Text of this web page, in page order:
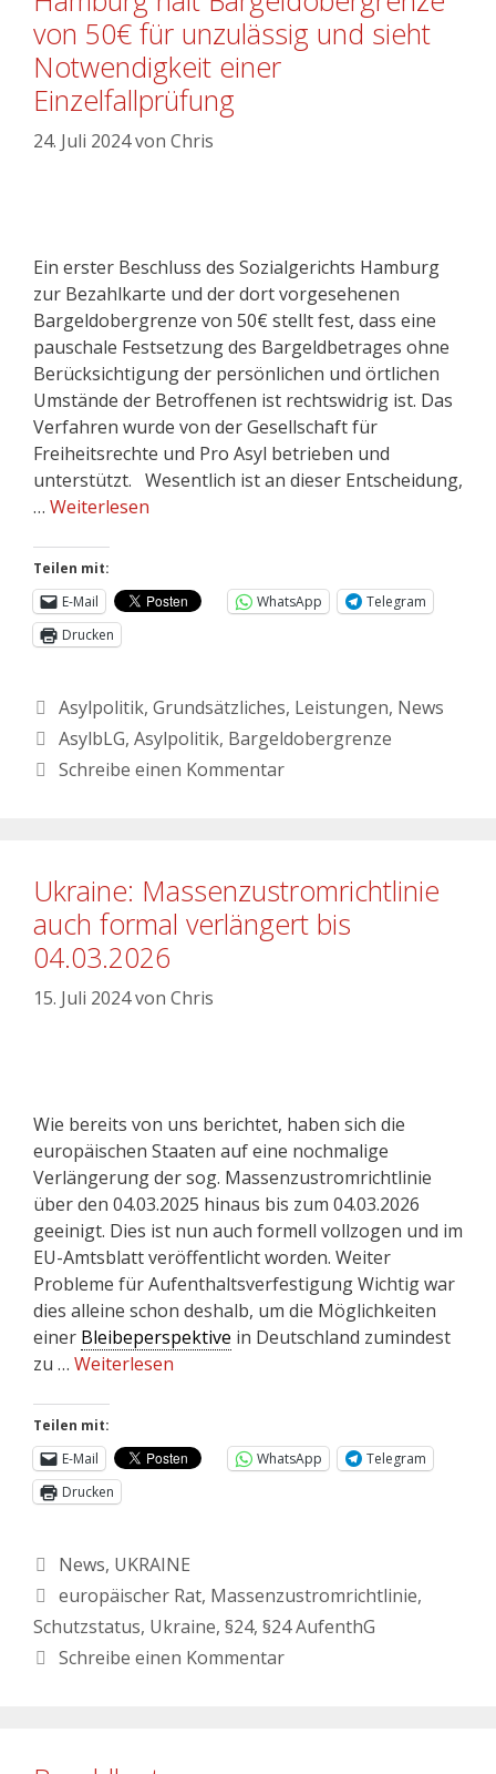
von 50€ für unzulässig und sieht
Notwendigkeit einer
Einzelfallprüfung
24. Juli 2024von Chris
Ein erster Beschluss des Sozialgerichts Hamburg
zur Bezahlkarte und der dort vorgesehenen
Bargeldobergrenze von 50€ stellt fest, dass eine
pauschale Festsetzung des Bargeldbetrages ohne
Berücksichtigung der persönlichen und örtlichen
Umstände der Betroffenen ist rechtswidrig ist. Das
Verfahren wurde von der Gesellschaft für
Freiheitsrechte und Pro Asyl betrieben und
unterstützt. Wesentlich ist an dieser Entscheidung,
… Weiterlesen
Teilen mit:
E-Mail
WhatsApp
Telegram
Drucken
Asylpolitik, Grundsätzliches, Leistungen, News
AsylbLG, Asylpolitik, Bargeldobergrenze
Schreibe einen Kommentar
Ukraine: Massenzustromrichtlinie
auch formal verlängert bis
04.03.2026
15. Juli 2024von Chris
Wie bereits von uns berichtet, haben sich die
europäischen Staaten auf eine nochmalige
Verlängerung der sog. Massenzustromrichtlinie
über den 04.03.2025 hinaus bis zum 04.03.2026
geeinigt. Dies ist nun auch formell vollzogen und im
EU-Amtsblatt veröffentlicht worden. Weiter
Probleme für Aufenthaltsverfestigung Wichtig war
dies alleine schon deshalb, um die Möglichkeiten
einer Bleibeperspektive in Deutschland zumindest
zu … Weiterlesen
Teilen mit:
E-Mail
WhatsApp
Telegram
Drucken
News, UKRAINE
europäischer Rat, Massenzustromrichtlinie,
Schutzstatus, Ukraine, §24, §24 AufenthG
Schreibe einen Kommentar